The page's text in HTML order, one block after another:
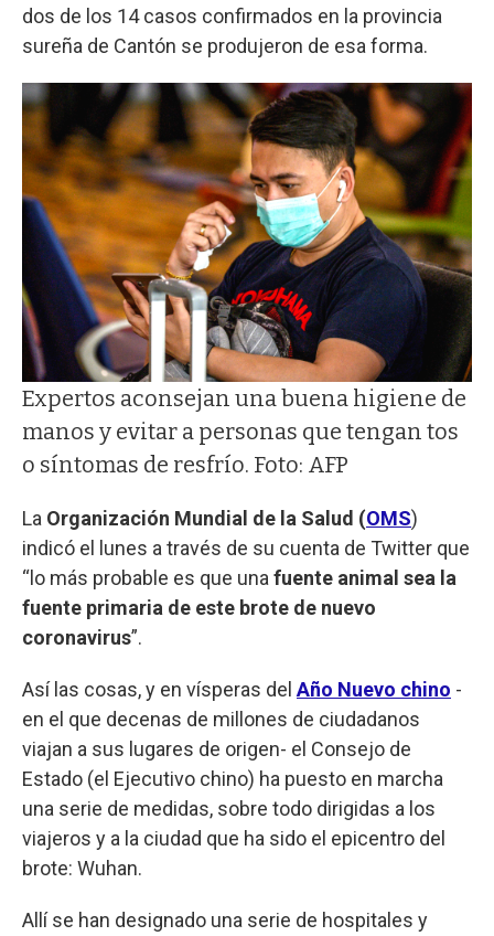
dos de los 14 casos confirmados en la provincia
sureña de Cantón se produjeron de esa forma.
Expertos aconsejan una buena higiene de
manos y evitar a personas que tengan tos
o síntomas de resfrío. Foto: AFP
La Organización Mundial de la Salud (OMS)
indicó el lunes a través de su cuenta de Twitter que
“lo más probable es que unafuente animal sea la
fuente primaria de este brote de nuevo
coronavirus”.
Así las cosas, y en vísperas del Año Nuevo chino -
en el que decenas de millones de ciudadanos
viajan a sus lugares de origen- el Consejo de
Estado (el Ejecutivo chino) ha puesto en marcha
una serie de medidas, sobre todo dirigidas a los
viajeros y a la ciudad que ha sido el epicentro del
brote: Wuhan.
Allí se han designado una serie de hospitales y